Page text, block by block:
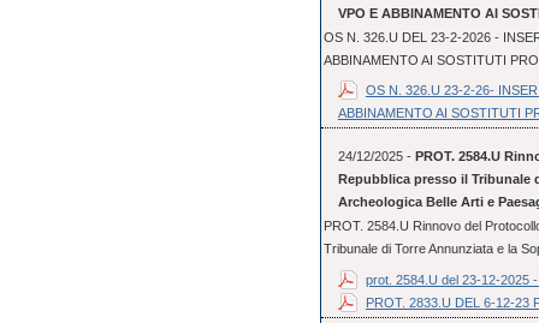
VPO E ABBINAMENTO AI
OS N. 326.U DEL 23-2-2026 -
ABBINAMENTO AI SOSTITUTI
OS N. 326.U 23-2-26-
ABBINAMENTO AI SOSTITUTI
24/12/2025 - PROT. 2584.U
Repubblica presso il Tribunale
Archeologica Belle Arti e
PROT. 2584.U Rinnovo del
Tribunale di Torre Annunziata e la
prot. 2584.U del 23-12-2025
PROT. 2833.U DEL 6-12-23